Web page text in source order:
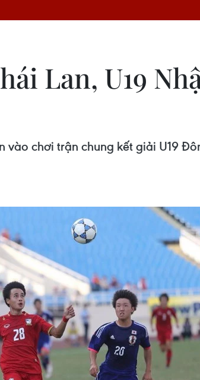
Lan, U19
vào chơi trận chung kết giải U19